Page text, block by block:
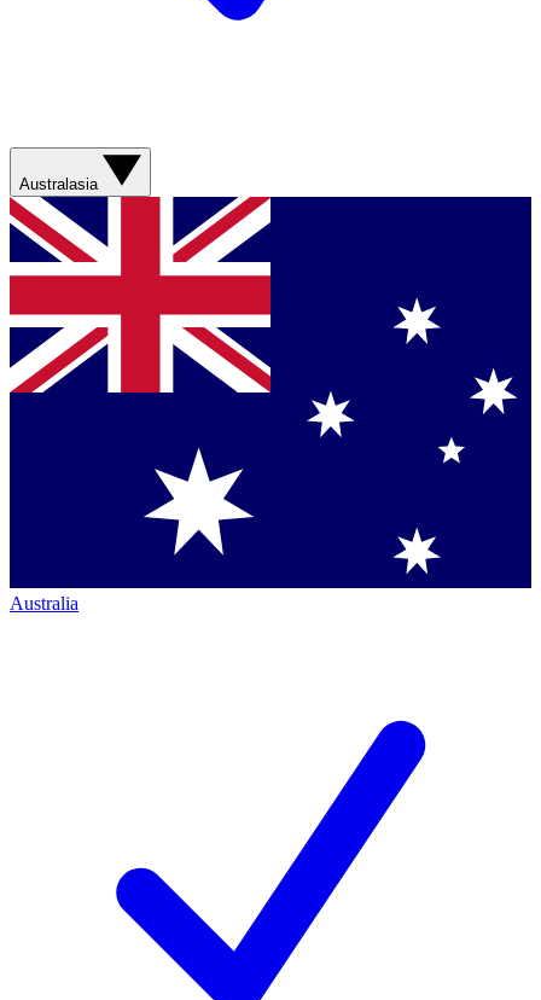
Australasia
Australia